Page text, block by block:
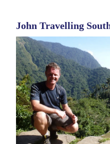
John Travelling